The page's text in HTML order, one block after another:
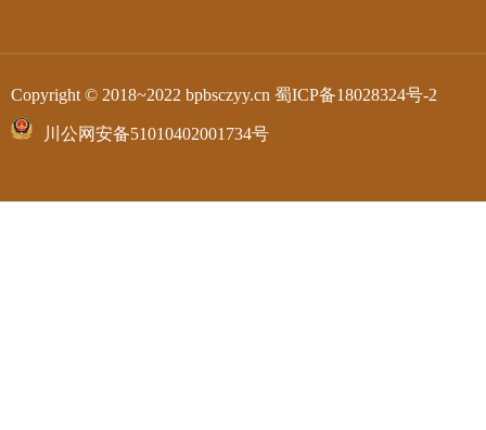
Copyright © 2018~2022 bpbsczyy.cn 蜀ICP备18028324号-2
川公网安备51010402001734号